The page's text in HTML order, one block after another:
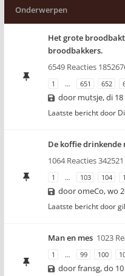
Onderwerpen
Het grote
broodbakkers.
6549 Reacties
1 … 651 652
door mutsje,di 18
Laatste bericht door
De koffie drinkende
1064 Reacties
1 … 103 104
dooromeCo,wo
Laatste bericht door
Man en mes 1023
1 … 99 100
doorfransg,do 10